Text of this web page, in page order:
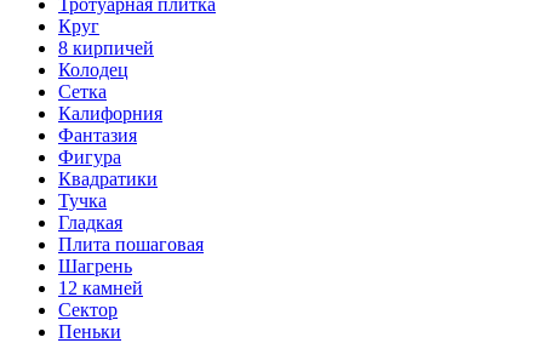
Круг
8 кирпичей
Колодец
Сетка
Калифорния
Фантазия
Фигура
Квадратики
Тучка
Гладкая
Плита пошаговая
Шагрень
12 камней
Сектор
Пеньки